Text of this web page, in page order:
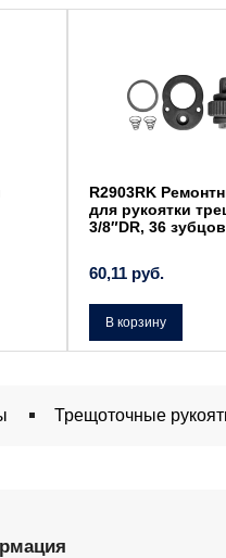
R2903RK
для рукоятки
3/8″DR, 36 зубцов
60,11 руб.
В корзину
Трещоточные